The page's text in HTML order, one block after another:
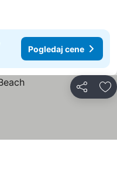
Pogledaj cene
Deli